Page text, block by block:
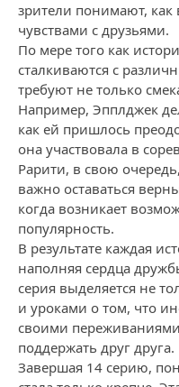
зрители понимают,
чувствами с друзьями.
По мере того как
сталкиваются с
требуют не только
Например, Эпплджек
как ей пришлось
она участвовала в
Рарити, в свою
важно оставаться
когда возникает
популярность.
В результате каждая
наполняя сердца
серия выделяется не
и уроками о том, что
своими
поддержать друг друга.
Завершая 14 серию,